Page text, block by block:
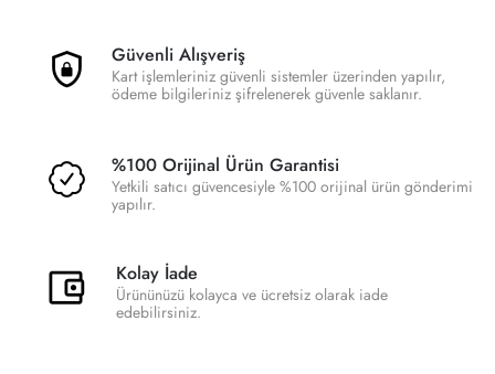
Güvenli Alışveriş
Kart işlemleriniz güvenli sistemler üzerinden yapılır,
ödeme bilgileriniz şifrelenerek güvenle saklanır.
%100 Orijinal Ürün Garantisi
Yetkili satıcı güvencesiyle %100 orijinal ürün gönderimi
yapılır.
Kolay İade
Ürününüzü kolayca ve ücretsiz olarak iade
edebilirsiniz.